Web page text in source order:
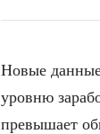
Новые данные
уровню
превышает